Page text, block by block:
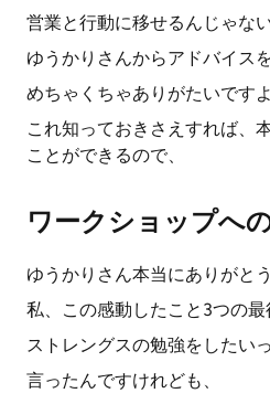
営業と行動に移せるんじゃな
ゆうかりさんからアドバイス
めちゃくちゃありがたいですよ
これ知っておきさえすれば、
ことができるので、
ワークショップへ
ゆうかりさん本当にありがと
私、この感動したこと3つの最
ストレングスの勉強をしたい
言ったんですけれども、